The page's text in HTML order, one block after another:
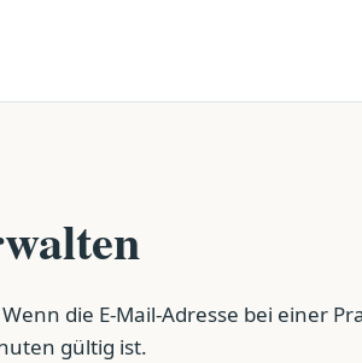
die E-Mail-Adresse bei einer
gültig ist.